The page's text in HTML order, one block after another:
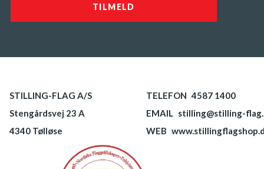
STILLING-FLAG A/S
Stengårdsvej 23 A
4340 Tølløse
TELEFON 4587 1400
EMAIL stilling@stilling-
WEB